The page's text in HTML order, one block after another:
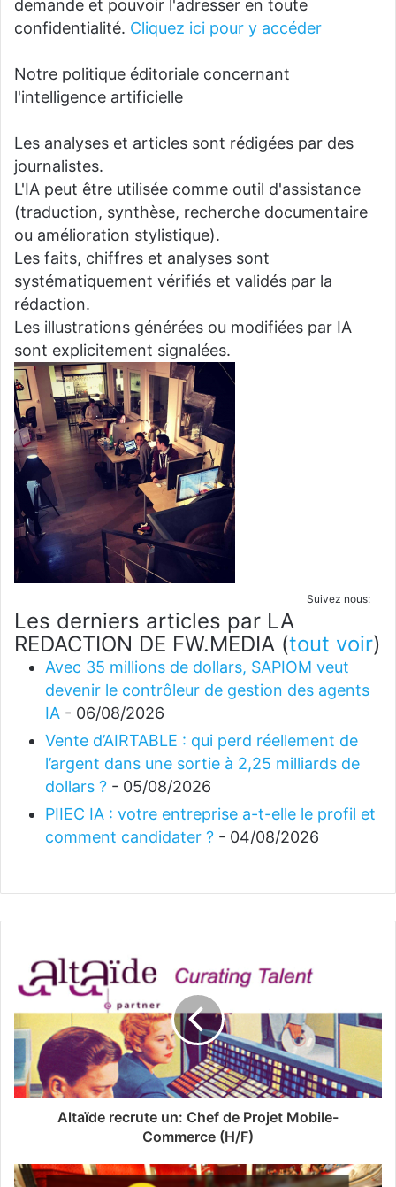
demande et pouvoir l'adresser en toute
confidentialité. Cliquez ici pour y accéder
Notre politique éditoriale concernant
l'intelligence artificielle
Les analyses et articles sont rédigées par des
journalistes.
L'IA peut être utilisée comme outil d'assistance
(traduction, synthèse, recherche documentaire
ou amélioration stylistique).
Les faits, chiffres et analyses sont
systématiquement vérifiés et validés par la
rédaction.
Les illustrations générées ou modifiées par IA
sont explicitement signalées.
Suivez nous:
Les derniers articles par LA
REDACTION DE FW.MEDIA (tout voir)
Avec 35 millions de dollars, SAPIOM veut
devenir le contrôleur de gestion des agents
IA - 06/08/2026
Vente d’AIRTABLE : qui perd réellement de
l’argent dans une sortie à 2,25 milliards de
dollars ? - 05/08/2026
PIIEC IA : votre entreprise a-t-elle le profil et
comment candidater ? - 04/08/2026
Altaïde recrute un: Chef de Projet Mobile-
Commerce (H/F)